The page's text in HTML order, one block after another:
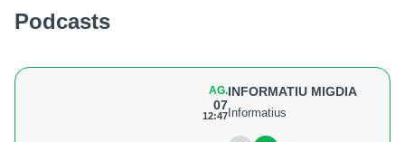
Podcasts
AG.
07
12:47
INFORMATIU MIGDIA
Informatius